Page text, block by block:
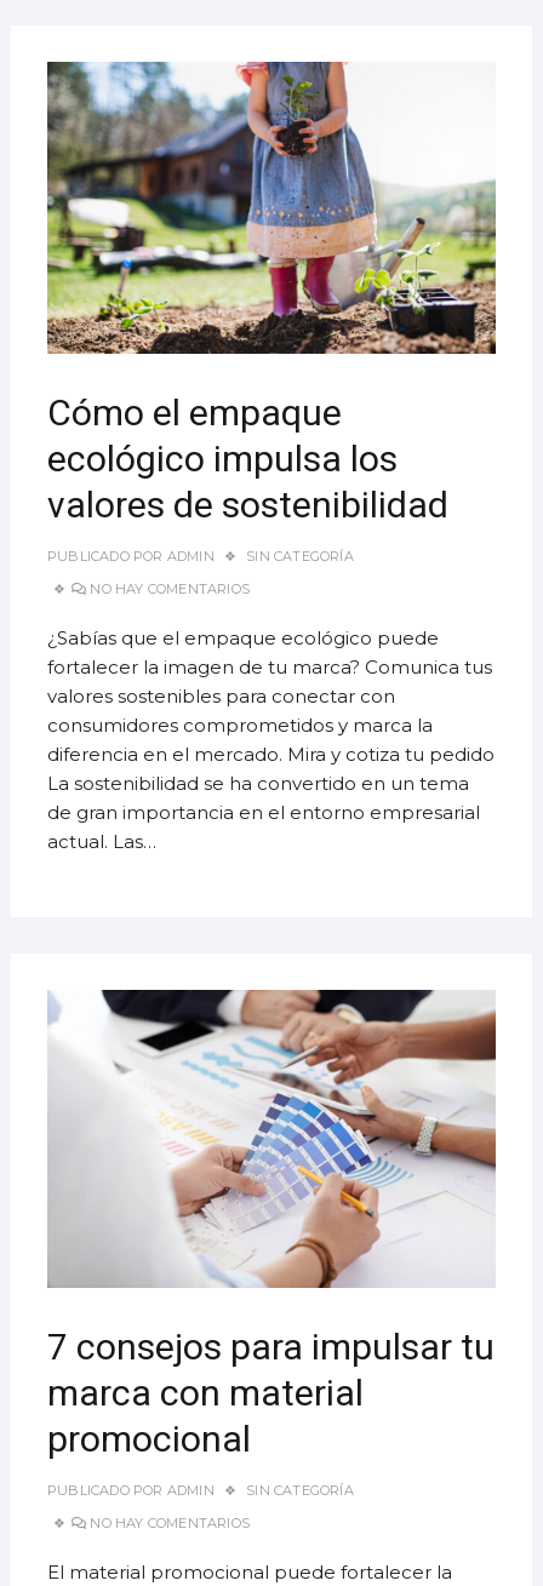
Cómo el empaque
ecológico impulsa los
valores de sostenibilidad
PUBLICADO POR ADMIN
SIN CATEGORÍA
NO HAY COMENTARIOS
¿Sabías que el empaque ecológico puede
fortalecer la imagen de tu marca? Comunica tus
valores sostenibles para conectar con
consumidores comprometidos y marca la
diferencia en el mercado. Mira y cotiza tu pedido
La sostenibilidad se ha convertido en un tema
de gran importancia en el entorno empresarial
actual. Las…
7 consejos para impulsar tu
marca con material
promocional
PUBLICADO POR ADMIN
SIN CATEGORÍA
NO HAY COMENTARIOS
El material promocional puede fortalecer la